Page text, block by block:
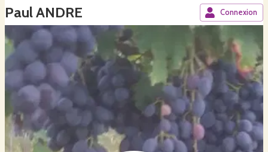
Paul ANDRE Connexion